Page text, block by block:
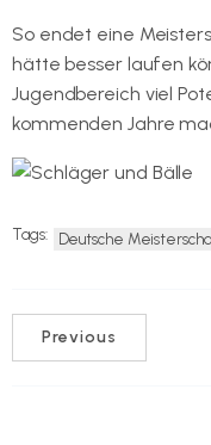
So endet eine
hätte besser laufen
Jugendbereich viel
kommenden Jahre
Tags: Deutsche
Previous